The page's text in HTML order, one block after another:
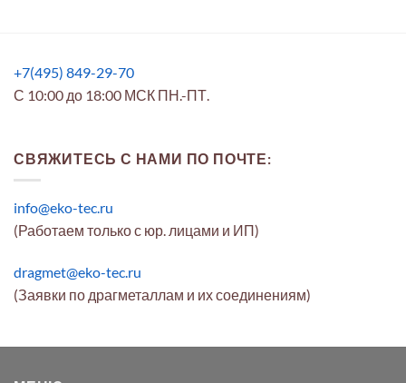
+7(495) 849-29-70
С 10:00 до 18:00 МСК ПН.-ПТ.
СВЯЖИТЕСЬ С НАМИ ПО ПОЧТЕ:
info@eko-tec.ru
(Работаем только с юр. лицами и ИП)
dragmet@eko-tec.ru
(Заявки по драгметаллам и их соединениям)